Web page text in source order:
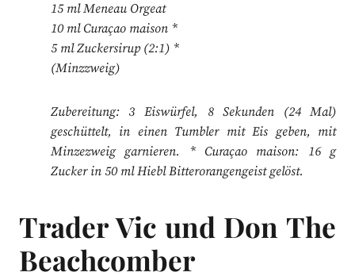
15 ml Meneau Orgeat
10 ml Curaçao maison *
5 ml Zuckersirup (2:1) *
(Minzzweig)
Zubereitung: 3 Eiswürfel, 8 Sekunden (24 Mal)
geschüttelt, in einen Tumbler mit Eis geben, mit
Minzezweig garnieren. * Curaçao maison: 16 g
Zucker in 50 ml Hiebl Bitterorangengeist gelöst.
Trader Vic und Don The
Beachcomber